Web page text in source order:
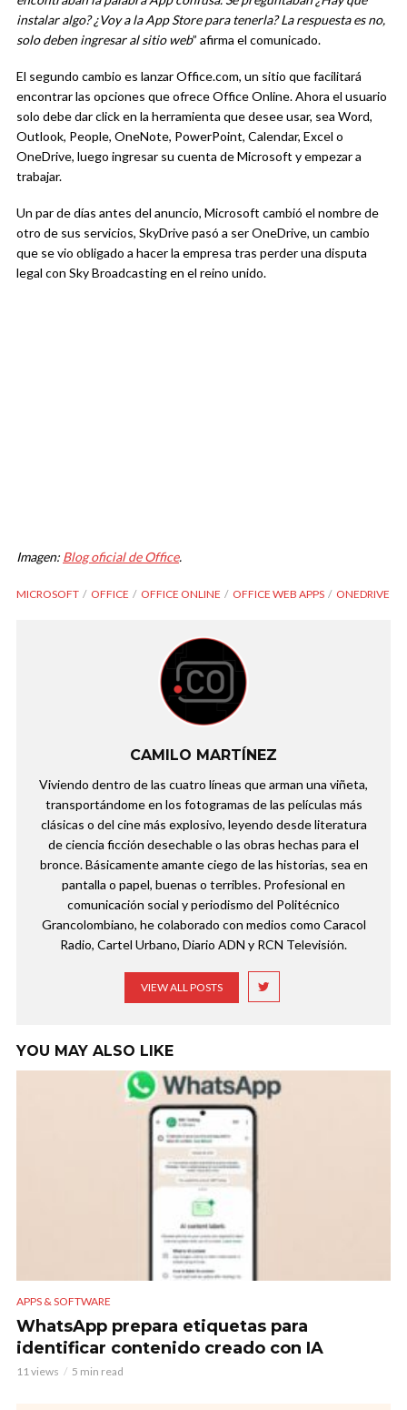
instalar algo? ¿Voy a la App Store para tenerla? La respuesta es no,
solo deben ingresar al sitio web” afirma el comunicado.
El segundo cambio es lanzar Office.com, un sitio que facilitará
encontrar las opciones que ofrece Office Online. Ahora el usuario
solo debe dar click en la herramienta que desee usar, sea Word,
Outlook, People, OneNote, PowerPoint, Calendar, Excel o
OneDrive, luego ingresar su cuenta de Microsoft y empezar a
trabajar.
Un par de días antes del anuncio, Microsoft cambió el nombre de
otro de sus servicios, SkyDrive pasó a ser OneDrive, un cambio
que se vio obligado a hacer la empresa tras perder una disputa
legal con Sky Broadcasting en el reino unido.
Imagen: Blog oficial de Office.
MICROSOFT OFFICE OFFICE ONLINE OFFICE WEB APPS ONEDRIVE
CAMILO MARTÍNEZ
Viviendo dentro de las cuatro líneas que arman una viñeta,
transportándome en los fotogramas de las películas más
clásicas o del cine más explosivo, leyendo desde literatura
de ciencia ficción desechable o las obras hechas para el
bronce. Básicamente amante ciego de las historias, sea en
pantalla o papel, buenas o terribles. Profesional en
comunicación social y periodismo del Politécnico
Grancolombiano, he colaborado con medios como Caracol
Radio, Cartel Urbano, Diario ADN y RCN Televisión.
VIEW ALL POSTS
YOU MAY ALSO LIKE
APPS & SOFTWARE
WhatsApp prepara etiquetas para
identificar contenido creado con IA
11 views 5 min read